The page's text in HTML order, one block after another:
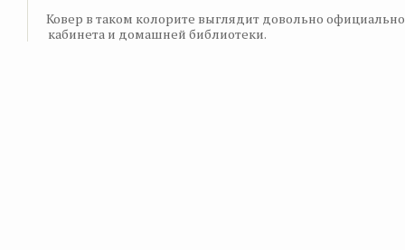
Ковер в таком колорите выглядит довольно
кабинета и домашней библиотеки.